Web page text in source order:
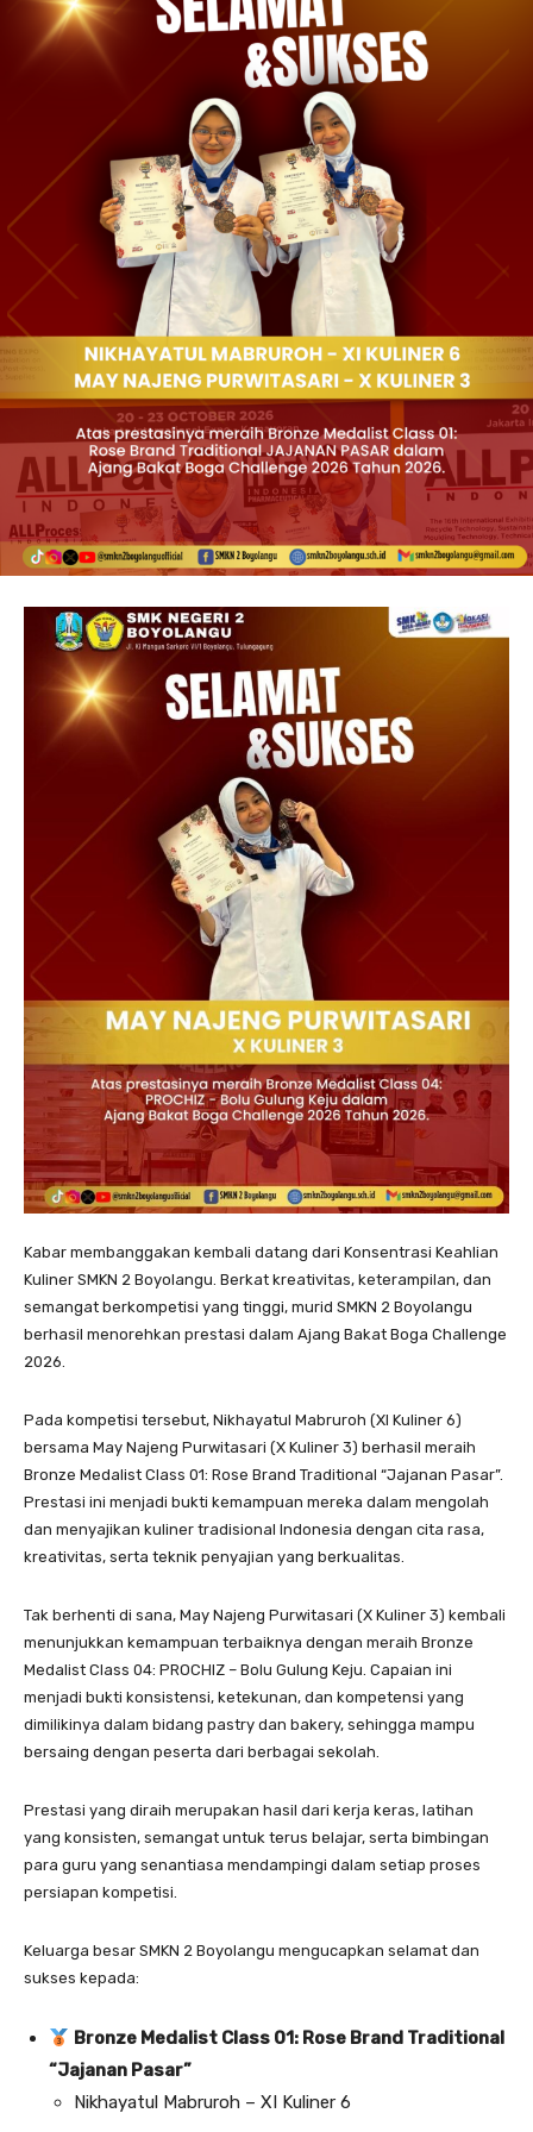
Kabar membanggakan kembali datang dari Konsentrasi Keahlian
Kuliner SMKN 2 Boyolangu. Berkat kreativitas, keterampilan, dan
semangat berkompetisi yang tinggi, murid SMKN 2 Boyolangu
berhasil menorehkan prestasi dalam Ajang Bakat Boga Challenge
2026.
Pada kompetisi tersebut, Nikhayatul Mabruroh (XI Kuliner 6)
bersama May Najeng Purwitasari (X Kuliner 3) berhasil meraih
Bronze Medalist Class 01: Rose Brand Traditional “Jajanan Pasar”.
Prestasi ini menjadi bukti kemampuan mereka dalam mengolah
dan menyajikan kuliner tradisional Indonesia dengan cita rasa,
kreativitas, serta teknik penyajian yang berkualitas.
Tak berhenti di sana, May Najeng Purwitasari (X Kuliner 3) kembali
menunjukkan kemampuan terbaiknya dengan meraih Bronze
Medalist Class 04: PROCHIZ – Bolu Gulung Keju. Capaian ini
menjadi bukti konsistensi, ketekunan, dan kompetensi yang
dimilikinya dalam bidang pastry dan bakery, sehingga mampu
bersaing dengan peserta dari berbagai sekolah.
Prestasi yang diraih merupakan hasil dari kerja keras, latihan
yang konsisten, semangat untuk terus belajar, serta bimbingan
para guru yang senantiasa mendampingi dalam setiap proses
persiapan kompetisi.
Keluarga besar SMKN 2 Boyolangu mengucapkan selamat dan
sukses kepada:
Bronze Medalist Class 01: Rose Brand Traditional
“Jajanan Pasar”
Nikhayatul Mabruroh – XI Kuliner 6